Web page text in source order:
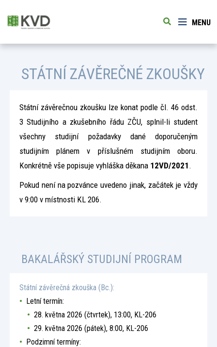
MENU
STÁTNÍ ZÁVĚREČNÉ ZKOUŠKY
Státní závěrečnou zkoušku lze konat podle čl. 46 odst.
3 Studijního a zkušebního řádu ZČU, splnil-li student
všechny studijní požadavky dané doporučeným
studijním plánem v příslušném studijním oboru.
Konkrétně vše popisuje vyhláška děkana 12VD/2021.
Pokud není na pozvánce uvedeno jinak, začátek je vždy
v 9:00 v místnosti KL 206.
BAKALÁŘSKÝ STUDIJNÍ PROGRAM
Státní závěrečná zkouška (Bc.):
Letní termín:
28. května 2026 (čtvrtek), 13:00, KL-206
29. května 2026 (pátek), 8:00, KL-206
Podzimní termíny: